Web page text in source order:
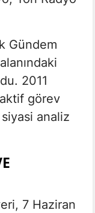
Gündem
2011
görev
analiz
7 Haziran